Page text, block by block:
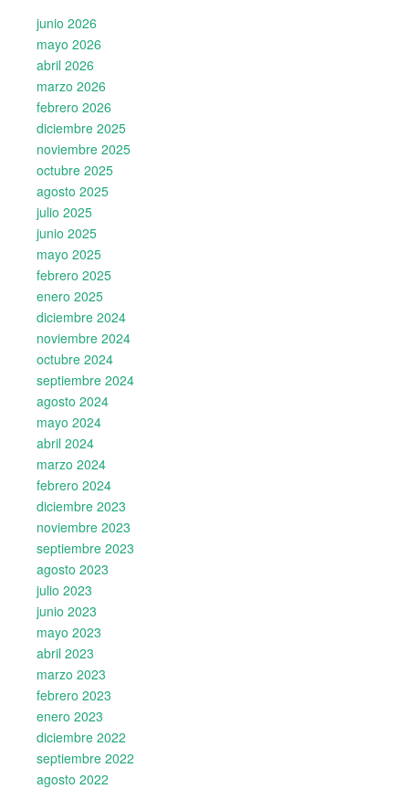
junio 2026
mayo 2026
abril 2026
marzo 2026
febrero 2026
diciembre 2025
noviembre 2025
octubre 2025
agosto 2025
julio 2025
junio 2025
mayo 2025
febrero 2025
enero 2025
diciembre 2024
noviembre 2024
octubre 2024
septiembre 2024
agosto 2024
mayo 2024
abril 2024
marzo 2024
febrero 2024
diciembre 2023
noviembre 2023
septiembre 2023
agosto 2023
julio 2023
junio 2023
mayo 2023
abril 2023
marzo 2023
febrero 2023
enero 2023
diciembre 2022
septiembre 2022
agosto 2022